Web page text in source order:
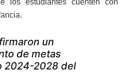
los estudiantes cuenten con
un
de metas
2024-2028 del